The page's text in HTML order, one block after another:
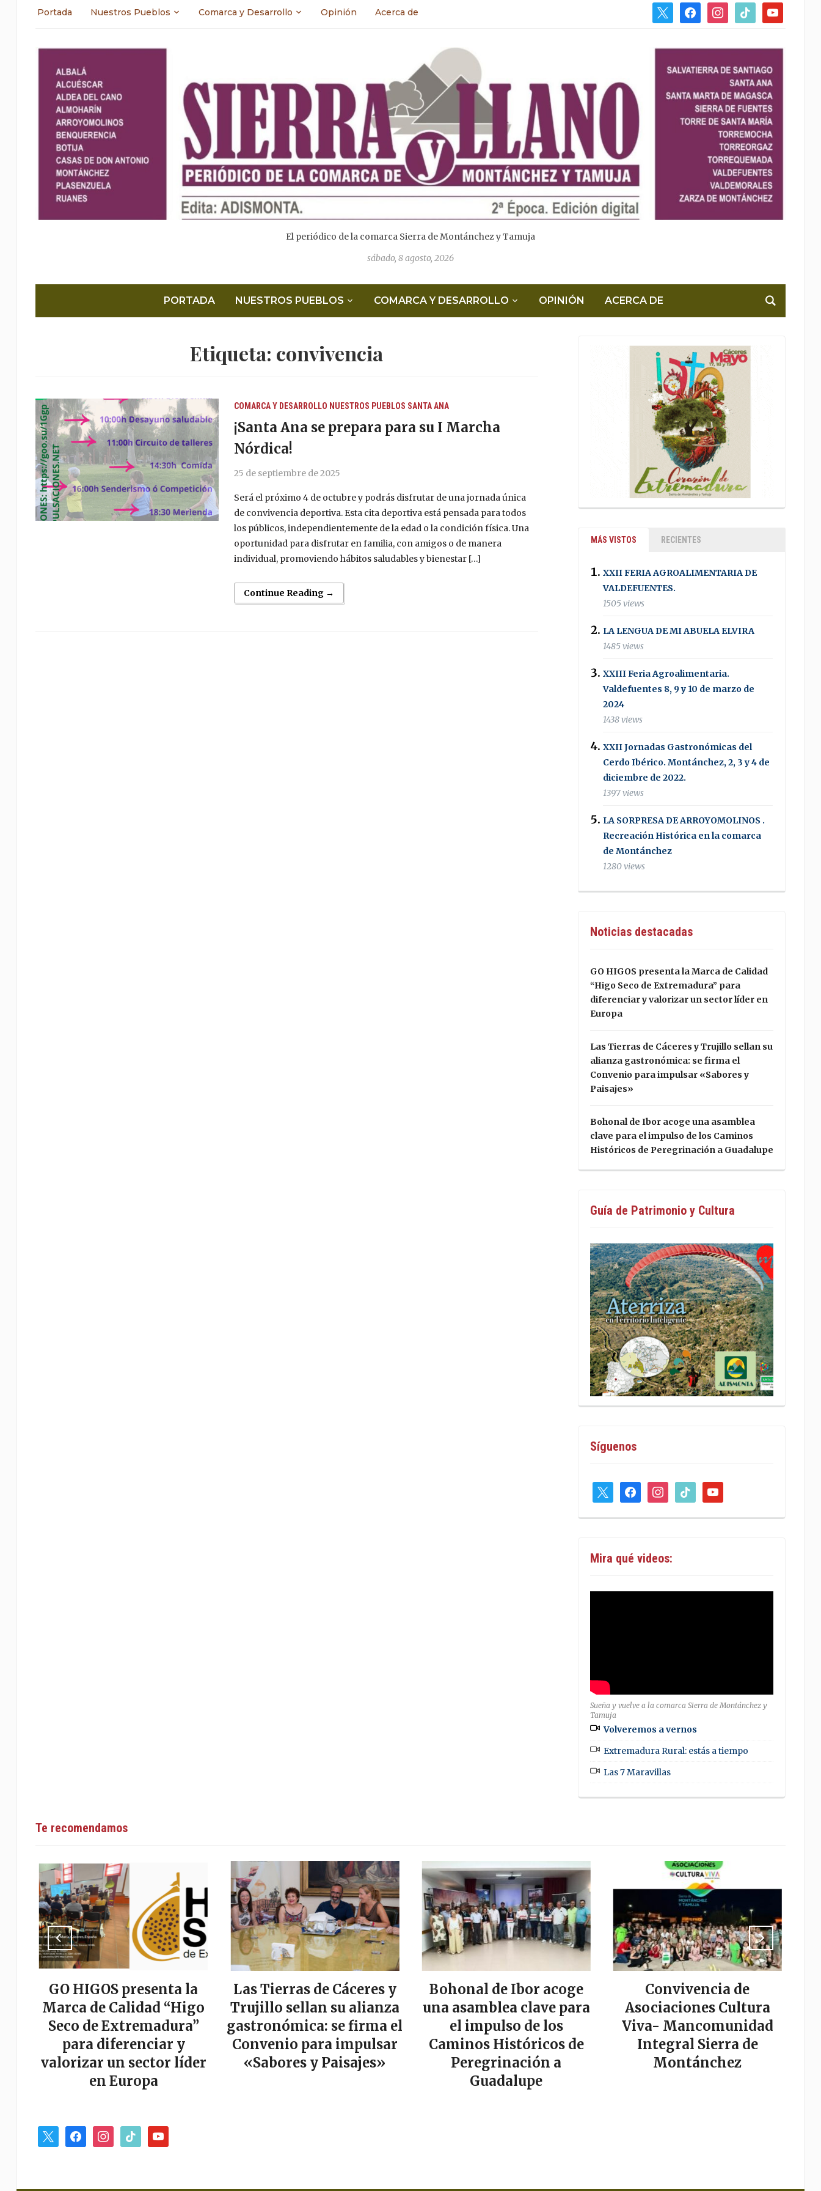
facebookinstagram
tiktok youtube
Portada Nuestros Pueblos Comarca y Desarrollo Opinión Acerca de
El periódico de la comarca Sierra de Montánchez y Tamuja
sábado, 8 agosto, 2026
PORTADA NUESTROS PUEBLOS COMARCA Y DESARROLLO OPINIÓN ACERCA DE
Etiqueta: convivencia
COMARCA Y DESARROLLO NUESTROS PUEBLOS SANTA ANA
¡Santa Ana se prepara para su I Marcha
Nórdica!
25 de septiembre de 2025
Será el próximo 4 de octubre y podrás disfrutar de una jornada única
de convivencia deportiva. Esta cita deportiva está pensada para todos
los públicos, independientemente de la edad o la condición física. Una
oportunidad para disfrutar en familia, con amigos o de manera
individual, promoviendo hábitos saludables y bienestar […]
Continue Reading →
MÁS VISTOS RECIENTES
XXII FERIA AGROALIMENTARIA DE
VALDEFUENTES.
1505 views
LA LENGUA DE MI ABUELA ELVIRA
1485 views
XXIII Feria Agroalimentaria.
Valdefuentes 8, 9 y 10 de marzo de
2024
1438 views
XXII Jornadas Gastronómicas del
Cerdo Ibérico. Montánchez, 2, 3 y 4 de
diciembre de 2022.
1397 views
LA SORPRESA DE ARROYOMOLINOS .
Recreación Histórica en la comarca
de Montánchez
1280 views
Noticias destacadas
GO HIGOS presenta la Marca de Calidad
“Higo Seco de Extremadura” para
diferenciar y valorizar un sector líder en
Europa
Las Tierras de Cáceres y Trujillo sellan su
alianza gastronómica: se firma el
Convenio para impulsar «Sabores y
Paisajes»
Bohonal de Ibor acoge una asamblea
clave para el impulso de los Caminos
Históricos de Peregrinación a Guadalupe
Guía de Patrimonio y Cultura
Síguenos
facebookinstagram
tiktok youtube
Mira qué videos:
Sueña y vuelve a la comarca Sierra de Montánchez y
Tamuja
Volveremos a vernos
Extremadura Rural: estás a tiempo
Las 7 Maravillas
Te recomendamos
GO HIGOS presenta la
Marca de Calidad “Higo
Seco de Extremadura”
para diferenciar y
valorizar un sector líder
en Europa
Las Tierras de Cáceres y
Trujillo sellan su alianza
gastronómica: se firma el
Convenio para impulsar
«Sabores y Paisajes»
Bohonal de Ibor acoge
una asamblea clave para
el impulso de los
Caminos Históricos de
Peregrinación a
Guadalupe
Convivencia de
Asociaciones Cultura
Viva- Mancomunidad
Integral Sierra de
Montánchez
facebookinstagram
tiktok youtube